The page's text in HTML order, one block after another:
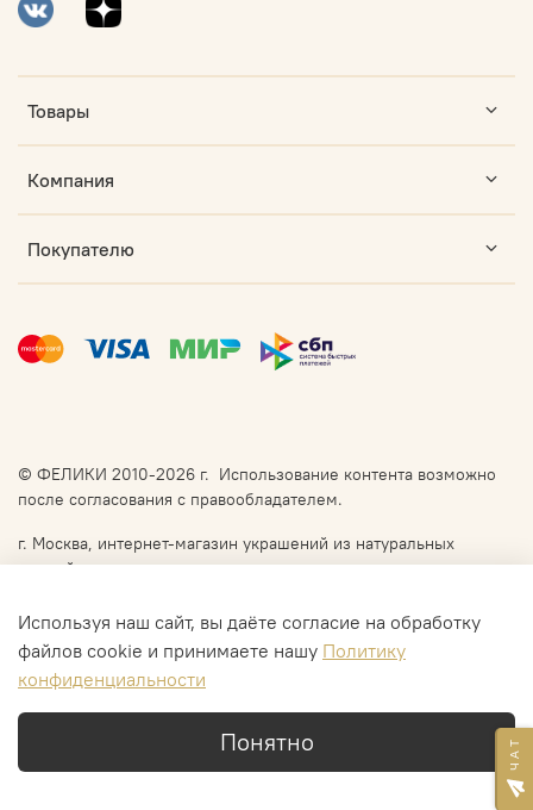
В корзину
Товары
Компания
Покупателю
© ФЕЛИКИ 2010-2026 г. Использование контента возможно
после согласования с правообладателем.
г. Москва, интернет-магазин украшений из натуральных
камней
договорённости самовывоз или курьер.
Используя наш сайт, вы даёте согласие на обработку
файлов cookie и принимаете нашу Политику
конфиденциальности
Понятно Ч А Т